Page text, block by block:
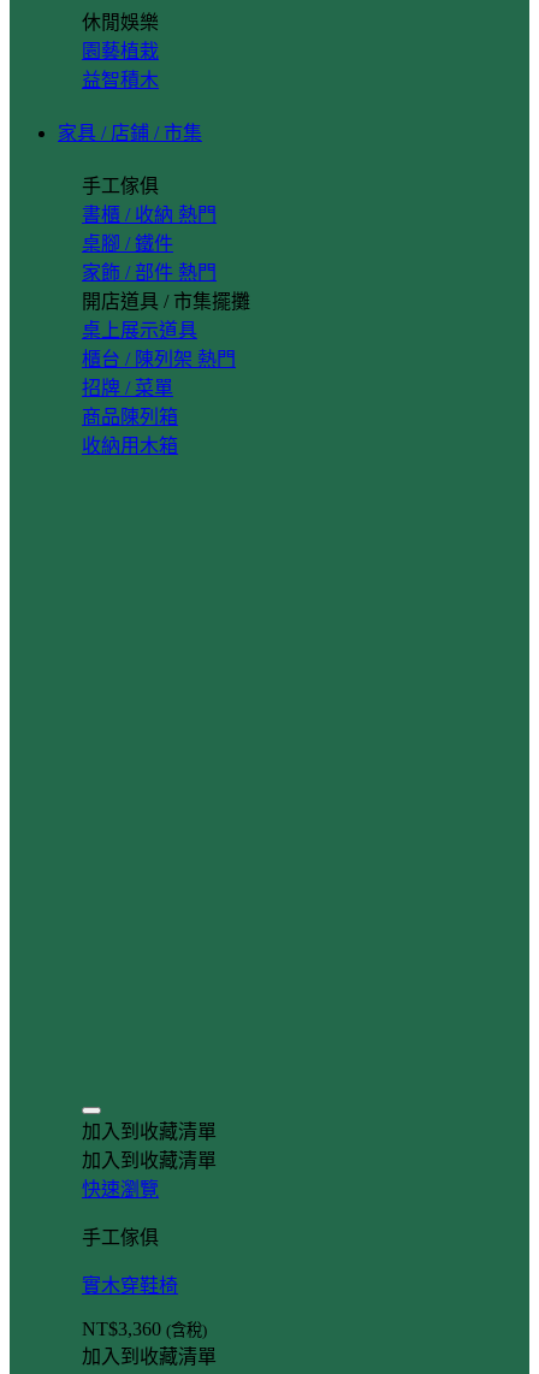
休閒娛樂
園藝植栽
益智積木
家具 / 店鋪 / 市集
手工傢俱
書櫃 / 收納
桌腳 / 鐵件
家飾 / 部件
開店道具 / 市集擺攤
桌上展示道具
櫃台 / 陳列架
招牌 / 菜單
商品陳列箱
收納用木箱
加入到收藏清單
加入到收藏清單
快速瀏覽
手工傢俱
實木穿鞋椅
NT$3,360 (含稅)
加入到收藏清單